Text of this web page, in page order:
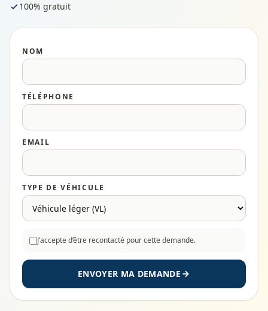
100% gratuit
NOM
TÉLÉPHONE
EMAIL
TYPE DE VÉHICULE
J’accepte d’être recontacté pour cette demande.
ENVOYER MA DEMANDE